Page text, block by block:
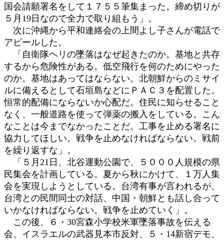
国会請願署名をして１７５５筆集まった。締め切りが
５月19日なので全力で取り組もう」。
次に沖縄から平和連絡会の上間よし子さんが電話で
アピールした。
「自衛隊ヘリの墜落はなぜ起きたのか。基地と共存
するから危険性がある。低空飛行を何のためにやった
のか。基地はあってはならない。北朝鮮からのミサイ
ルに備えるとして石垣島などにＰＡＣ３を配置した。
恒常的配備にならないか心配だ。住民に知らせること
なく、一般道路を使って弾薬の搬入をしている。こん
なことは今までなかったことだ。工事を止める署名に
協力してほしい。戦争を止めなければならない。戦前
を繰り返すな」。
「５月21日、北谷運動公園で、５０００人規模の県
民集会を計画している。夏から秋にかけて、１万人集
会を実現しようとしている。台湾有事が言われるが、
台湾との民間同士の対話、中国・朝鮮とも話し合って
いかなければならない。戦争を止めていく」。
この後、６・30宮森小学校米軍墜落事故を伝える
会、イスラエルの武器見本市反対、５・14新宿デモ、